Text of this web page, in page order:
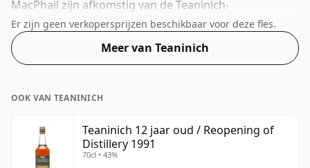
MacPhail zijn afkomstig van de Teaninich-
distilleerderij. Gebotteld op de steeds populairder
wordende sterkte van 46%, wat een respectabel
alcoholpercentage is.
Er zijn geen verkopersprijzen beschikbaar voor deze fles.
Meer van Teaninich
OOK VAN TEANINICH
Teaninich 12 jaar oud / Reopening of
Distillery 1991
70cl • 43%